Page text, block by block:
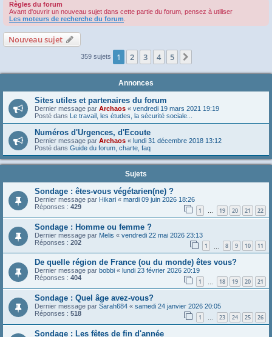
Règles du forum
Avant d'ouvrir un nouveau sujet dans cette partie du forum, pensez à utiliser
Les moteurs de recherche du forum
Nouveau sujet
359 sujets 1 2 3 4 5
Annonces
Sites utiles et partenaires du forum
Dernier message par Archaos « vendredi 19 mars 2021 19:19
Posté dans Le travail, les études, la sécurité sociale...
Numéros d'Urgences, d'Ecoute
Dernier message par Archaos « lundi 31 décembre 2018 13:12
Posté dans Guide du forum, charte, faq
Sujets
Sondage : êtes-vous végétarien(ne) ?
Dernier message par Hikari « mardi 09 juin 2026 18:26
Réponses : 429 1 … 19 20 21 22
Sondage : Homme ou femme ?
Dernier message par Melis « vendredi 22 mai 2026 23:13
Réponses : 202 1 8 9 10 11
De quelle région de France (ou du monde) êtes vous?
Dernier message par bobbi « lundi 23 février 2026 20:19
Réponses : 404 1 18 19 20 21
Sondage : Quel âge avez-vous?
Dernier message par Sarah684 « samedi 24 janvier 2026 20:05
Réponses : 518 1 … 23 24 25 26
Sondage : Les fêtes de fin d'année